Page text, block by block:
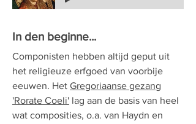
In den beginne...
Componisten hebben altijd geput uit
het religieuze erfgoed van voorbije
eeuwen. Het Gregoriaanse gezang
'Rorate Coeli' lag aan de basis van heel
wat composities, o.a. van Haydn en